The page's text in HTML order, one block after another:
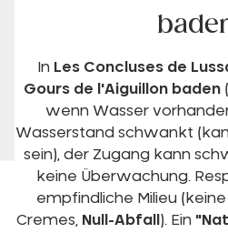
In Les Concluses de
Gours de l'Aiguillon baden
wenn Wasser
Wasserstand schwankt
sein), der Zugang kann
keine Überwachung.
empfindliche Milieu
Cremes,
Null-Abfall ). Ein